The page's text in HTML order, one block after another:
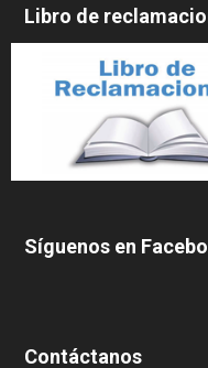
Libro de
Síguenos en
Contáctanos